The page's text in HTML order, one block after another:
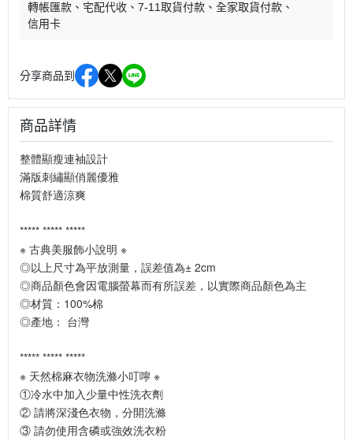
轉帳匯款
宅配代收 7-11取貨付款
全家取貨付款
信用卡
分享商品到
商品詳情
整體顯瘦連袖設計
滿版刺繡顯俏麗優雅
棉質舒適涼爽
***** ***** *****
※ 古典美服飾小說明 ※
◎以上尺寸為平放測量，誤差值為± 2cm
◎商品顏色會因電腦螢幕而有所誤差，以實際商品顏色為主
◎材質：100%棉
◎產地： 台灣
***** ***** *****
※ 天然棉麻衣物洗滌小叮嚀 ※
①冷水中加入少量中性洗衣劑
② 請將深淺色衣物，分開洗滌
③ 請勿使用含磷或強效洗衣粉